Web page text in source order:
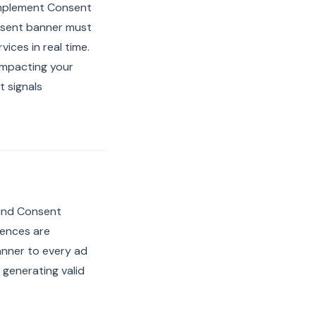
Consent
banner must
in real time.
your
signals
Consent
are
to every ad
valid